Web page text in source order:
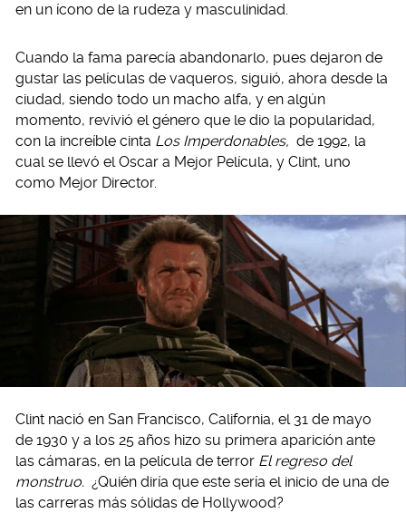
en un ícono de la rudeza y masculinidad.
Cuando la fama parecía abandonarlo, pues dejaron de
gustar las películas de vaqueros, siguió, ahora desde la
ciudad, siendo todo un macho alfa, y en algún
momento, revivió el género que le dio la popularidad,
con la increíble cinta Los Imperdonables, de 1992, la
cual se llevó el Oscar a Mejor Película, y Clint, uno
como Mejor Director.
Clint nació en San Francisco, California, el 31 de mayo
de 1930 y a los 25 años hizo su primera aparición ante
las cámaras, en la película de terror El regreso del
monstruo. ¿Quién diría que este sería el inicio de una de
las carreras más sólidas de Hollywood?